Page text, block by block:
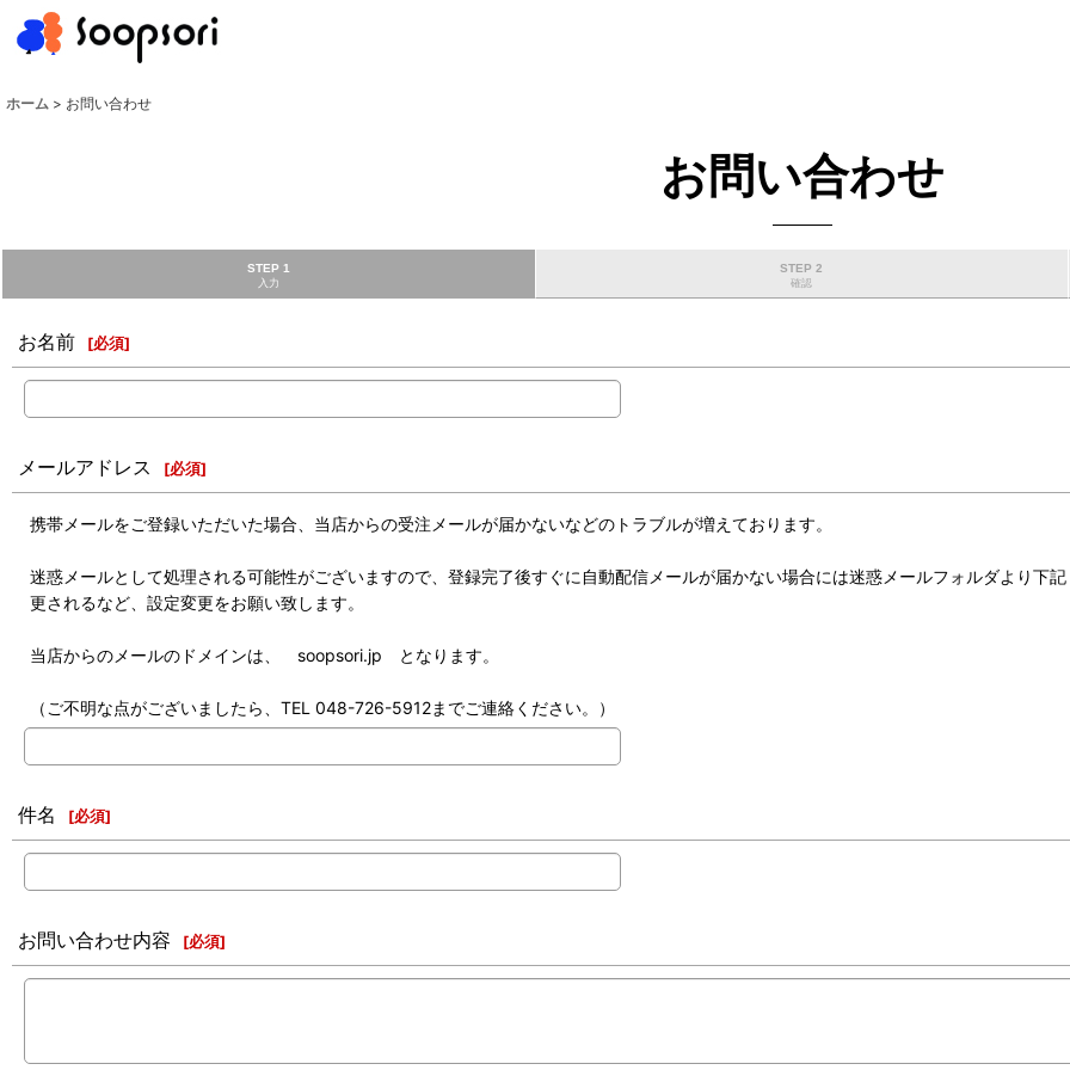
ホーム > お問い合わせ
お問い合わせ
STEP 1
入力
STEP 2
確認
お名前 [必須]
メールアドレス [必須]
携帯メールをご登録いただいた場合、当店からの受注メールが届かないなどのトラブルが増えております。
迷惑メールとして処理される可能性がございますので、登録完了後すぐに自動配信メールが届かない場合には迷惑メールフォルダより下
更されるなど、設定変更をお願い致します。
当店からのメールのドメインは、 soopsori.jp となります。
（ご不明な点がございましたら、TEL 048-726-5912までご連絡ください。）
件名 [必須]
お問い合わせ内容 [必須]